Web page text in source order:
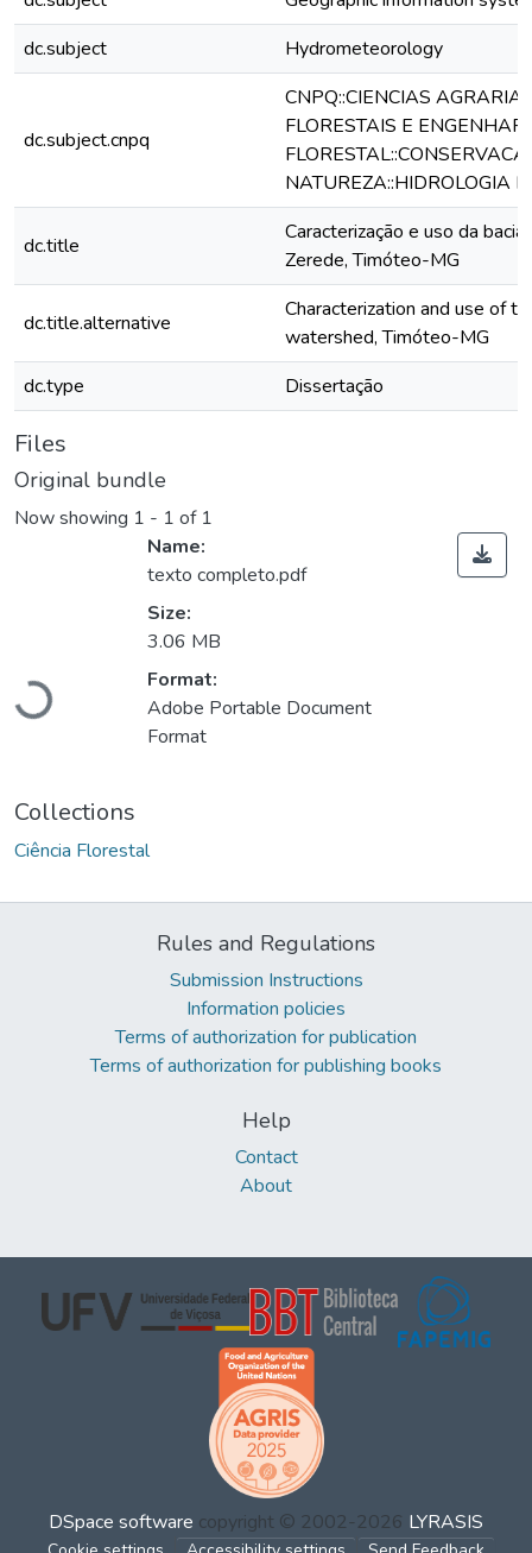
dc.subject
Hydrometeorology
dc.subject.cnpq
CNPQ::CIENCIAS
FLORESTAIS E
NATUREZA::HIDROLOGIA
dc.title
Caracterização e uso da
Zerede, Timóteo-MG
dc.title.alternative
Characterization and use of
watershed, Timóteo-MG
dc.type
Dissertação
Files
Original bundle
Now showing 1 - 1 of 1
Loading...
Name:
texto completo.pdf
Size:
3.06 MB
Format:
Adobe Portable Document
Format
Collections
Ciência Florestal
Rules and Regulations
Submission Instructions
Information policies
Terms of authorization for publication
Terms of authorization for publishing books
Help
Contact
About
DSpace software copyright © 2002-2026 LYRASIS